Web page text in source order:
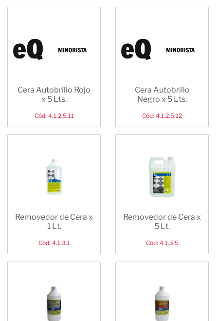
Cera Autobrillo Rojo
x 5 Lts.
Cód: 4.1.2.5.11
Cera Autobrillo
Negro x 5 Lts.
Cód: 4.1.2.5.12
Removedor de Cera x
1 Lt.
Cód: 4.1.3.1
Removedor de Cera x
5 Lt.
Cód: 4.1.3.5